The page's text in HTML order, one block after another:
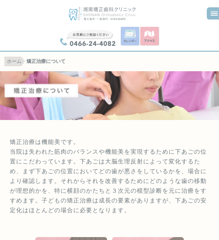
0466-24-4082
ホーム 矯正治療について
矯正治療は機能美です。
当院は失われた筋肉のバランスや機能美を実現するために下あごの位
置にこだわっています。下あごは大脳生理反射によって変化するた
め、まず下あごの位置においてどの歯が悪さをしているかを、場合に
より確認します。それからそれを改善するためにどのような歯の移動
が理想的かを、特に横顔のかたちと３次元の模型診断を元に治療をす
すめます。子どもの矯正治療は成長の要素がありますが、下あごの安
定化はほとんどの場合に必要となります。